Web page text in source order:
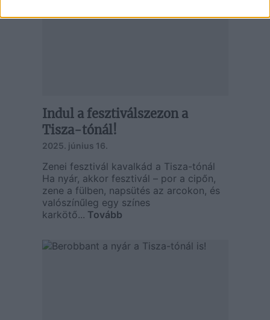
Indul a fesztiválszezon a
Tisza-tónál!
2025. június 16.
Zenei fesztivál kavalkád a Tisza-tónál
Ha nyár, akkor fesztivál – por a cipőn,
zene a fülben, napsütés az arcokon, és
valószínűleg egy színes
karkötő... Tovább